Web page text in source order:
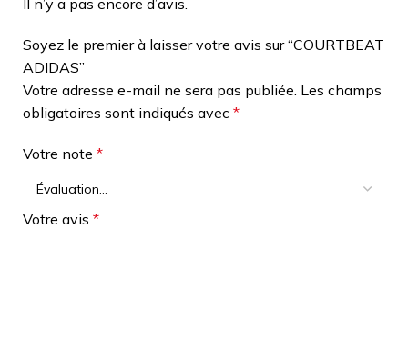
Soyez le premier à laisser votre avis sur “COURTBEAT
ADIDAS”
Votre adresse e-mail ne sera pas publiée. Les champs
obligatoires sont indiqués avec *
Votre note *
Votre avis *